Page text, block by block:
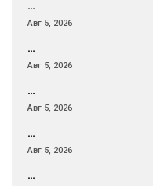
…
Авг 5, 2026
…
Авг 5, 2026
…
Авг 5, 2026
…
Авг 5, 2026
…